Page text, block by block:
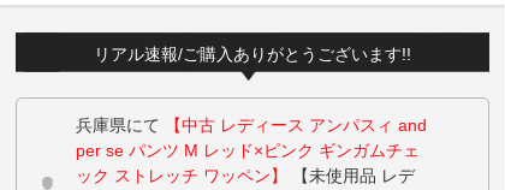
リアル速報/ご購入ありがとうございます!!
兵庫県にて
【中古 レディース アンパスィ and
per se パンツ M レッド×ピンク ギンガムチェ
ック ストレッチ ワッペン】
【未使用品 レデ